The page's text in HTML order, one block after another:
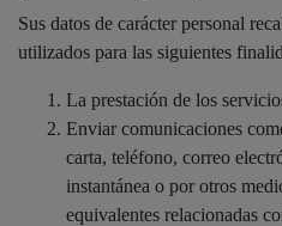
Sus datos de carácter personal
utilizados para las siguientes
La prestación de los
Enviar comunicaciones
carta, teléfono, correo
instantánea o por otros
equivalentes relacionadas